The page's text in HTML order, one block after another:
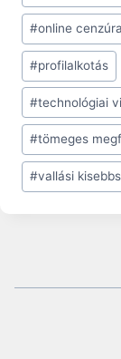
#online cenzúra
#profilalkotás
#technológiai
#tömeges
#vallási